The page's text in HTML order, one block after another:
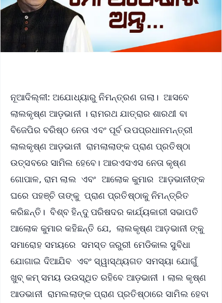
ନୂଆଦିଲ୍ଳୀ: ଅଯୋଧ୍ୟାରୁ ନିମନ୍ତ୍ରଣ ଗଲା। ଆସବେ
ଲାଲକୃଷ୍ଣ ଆଡ଼ଭାନୀ । ରାମରଥ ଯାତ୍ରାର ଶାରଥୀ ବା
ବିଜେପିର ବରିଷ୍ଠ ନେତା ଏବଂ ପୂର୍ବ ଉପପ୍ରଧାନମନ୍ତ୍ରୀ
ଲାଲକୃଷ୍ଣ ଆଡ଼ଭାନୀ ରାମଲାଲାଙ୍କ ପ୍ରାଣ ପ୍ରତିଷ୍ଠା
ଉତ୍ସବରେ ସାମିଲ ହେବେ। ଆରଏସଏସ ନେତା କୃଷ୍ଣ
ଗୋପାଳ, ରାମ ଲାଲ ଏବଂ ଆଲୋକ କୁମାର ଆଡ଼ଭାନୀଙ୍କ
ଘରେ ପହଞ୍ଚି ତାଙ୍କୁ ପ୍ରାଣ ପ୍ରତିଷ୍ଠାକୁ ନିମନ୍ତ୍ରିତ
କରିଛନ୍ତି। ବିଶ୍ବ ହିନ୍ଦୁ ପରିଷଦର କାର୍ଯ୍ୟକାରୀ ସଭାପତି
ଆଲୋକ କୁମାର କହିଛନ୍ତି ଯେ, ଲାଲକୃଷ୍ଣ ଆଡ଼ଭାନୀ ଙ୍କୁ
ସମାରୋହ ସମୟରେ ସମସ୍ତ ଜରୁରୀ ମେଡିକାଲ ସୁବିଧା
ଯୋଗାଇ ଦିଆଯିବ ଏବଂ ସ୍ୱାସ୍ଥ୍ୟଗତ ସମସ୍ୟା ଯୋଗୁଁ
ଖୁବ୍‌ କମ୍‌ ସମୟ ଉଉସ୍ଥିତ ରହିବେ ଆଡ଼ଭାନୀ । ଲାଲ କୃଷ୍ଣ
ଆଡଭାନୀ ରାମଲଲାଙ୍କ ପ୍ରାଣ ପ୍ରତିଷ୍ଠାରେ ସାମିଲ ହେବା